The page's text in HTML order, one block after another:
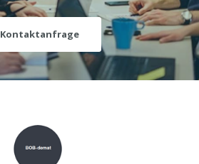
Kontaktanfrage